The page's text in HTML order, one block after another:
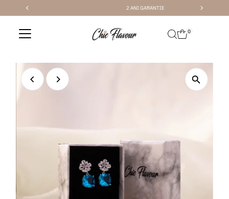
Sari la conținut 2 ANI GARANTIE
0